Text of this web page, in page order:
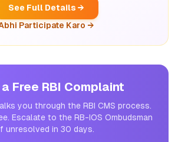
See Full Details →
Participate Karo →
Free RBI Complaint
you through the RBI CMS process.
Escalate to the RB-IOS Ombudsman
unresolved in 30 days.